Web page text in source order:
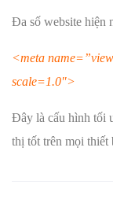
Đa số website hiện
<meta
scale=1.0″>
Đây là cấu hình tối
thị tốt trên mọi thiết